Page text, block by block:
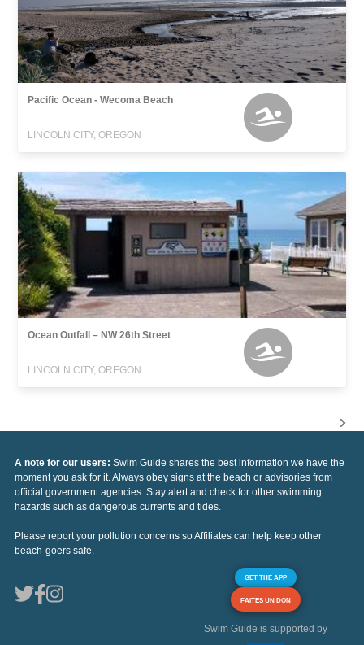
Pacific Ocean - Wecoma Beach
LINCOLN CITY, OREGON
Ocean Outfall – NW 26th Street
LINCOLN CITY, OREGON
A note for our users: Swim Guide shares the best information we have the
moment you ask for it. Always obey signs at the beach or advisories from
official government agencies. Stay alert and check for other swimming
hazards such as dangerous currents and tides.
Please report your pollution concerns so Affiliates can help keep other
beach-goers safe.
GET THE APP
FAITES UN DON
Swim Guide is supported by